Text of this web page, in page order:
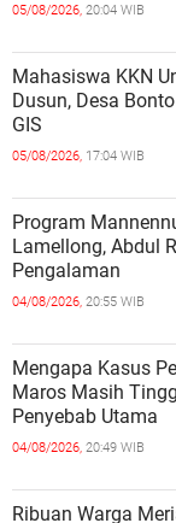
05/08/2026, 20:04 WIB
Mahasiswa KKN
Dusun, Desa
GIS
05/08/2026, 17:04 WIB
Program
Lamellong, Abdul
Pengalaman
04/08/2026, 20:55 WIB
Mengapa Kasus
Maros Masih
Penyebab Utama
04/08/2026, 20:49 WIB
Ribuan Warga